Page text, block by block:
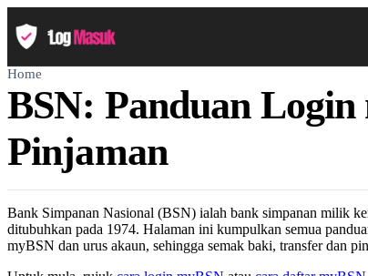
Home
BSN: Panduan
Pinjaman
Bank Simpanan Nasional (BSN) ialah bank simpanan milik
ditubuhkan pada 1974. Halaman ini kumpulkan semua
myBSN dan urus akaun, sehingga semak baki, transfer dan